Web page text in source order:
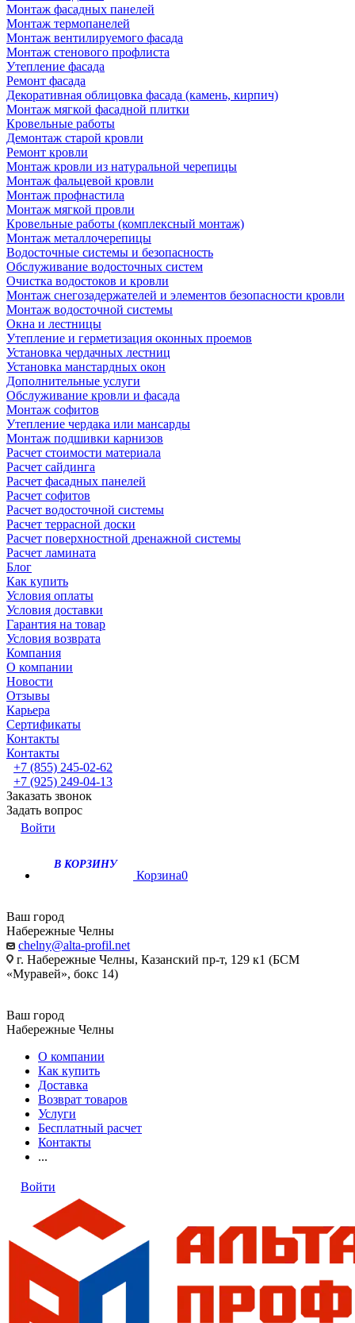
Монтаж фасадных панелей
Монтаж термопанелей
Монтаж вентилируемого фасада
Монтаж стенового профлиста
Утепление фасада
Ремонт фасада
Декоративная облицовка фасада (камень, кирпич)
Монтаж мягкой фасадной плитки
Кровельные работы
Демонтаж старой кровли
Ремонт кровли
Монтаж кровли из натуральной черепицы
Монтаж фальцевой кровли
Монтаж профнастила
Монтаж мягкой провли
Кровельные работы (комплексный монтаж)
Монтаж металлочерепицы
Водосточные системы и безопасность
Обслуживание водосточных систем
Очистка водостоков и кровли
Монтаж снегозадержателей и элементов безопасности кровли
Монтаж водосточной системы
Окна и лестницы
Утепление и герметизация оконных проемов
Установка чердачных лестниц
Установка манстардных окон
Дополнительные услуги
Обслуживание кровли и фасада
Монтаж софитов
Утепление чердака или мансарды
Монтаж подшивки карнизов
Расчет стоимости материала
Расчет сайдинга
Расчет фасадных панелей
Расчет софитов
Расчет водосточной системы
Расчет террасной доски
Расчет поверхностной дренажной системы
Расчет ламината
Блог
Как купить
Условия оплаты
Условия доставки
Гарантия на товар
Условия возврата
Компания
О компании
Новости
Отзывы
Карьера
Сертификаты
Контакты
Контакты
+7 (855) 245-02-62
+7 (925) 249-04-13
Заказать звонок
Задать вопрос
Войти
В КОРЗИНУ
Корзина0
Ваш город
Набережные Челны
chelny@alta-profil.net
г. Набережные Челны, Казанский пр-т, 129 к1 (БСМ
«Муравей», бокс 14)
Ваш город
Набережные Челны
О компании
Как купить
Доставка
Возврат товаров
Услуги
Бесплатный расчет
Контакты
...
Войти